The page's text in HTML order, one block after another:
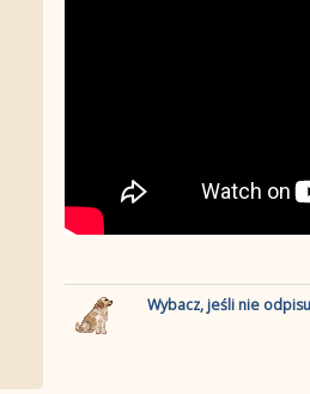
Wybacz, jeśli nie